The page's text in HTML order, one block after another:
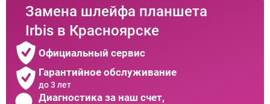
Замена шлейфа планшета
Irbis в Красноярске
Официальный сервис
Гарантийное обслуживание
до 3 лет
Диагностика за наш счет,